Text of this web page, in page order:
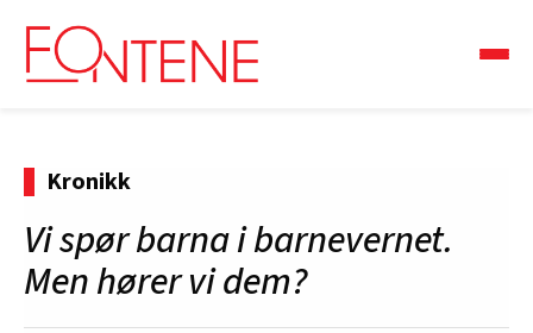
Kronikk
Vi spør barna i barnevernet.
Men hører vi dem?